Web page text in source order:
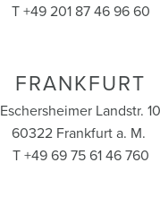
T +49 201 87 46 96 60
FRANKFURT
Eschersheimer Landstr. 10
60322 Frankfurt a. M.
T +49 69 75 61 46 760